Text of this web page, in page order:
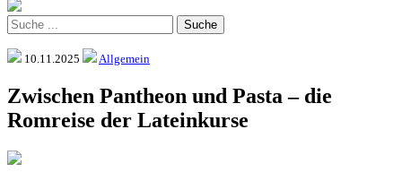
10.11.2025 Allgemein
Zwischen Pantheon und Pasta – die
Romreise der Lateinkurse